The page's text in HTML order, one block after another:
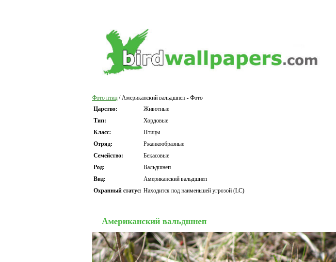
Фото птиц / Американский вальдшнеп - Фото
Царство:
Животные
Тип:
Хордовые
Класс:
Птицы
Отряд:
Ржанкообразные
Семейство:
Бекасовые
Род:
Вальдшнеп
Вид:
Американский вальдшнеп
Охранный статус: Находится под наименьшей угрозой (LC)
Американский вальдшнеп